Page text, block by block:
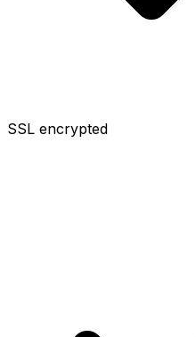
SSL encrypted